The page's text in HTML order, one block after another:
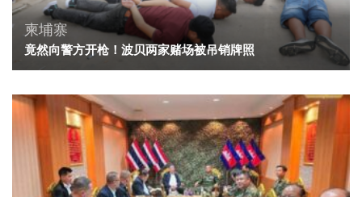
柬埔寨
竟然向警方开枪！波贝两家赌场被吊销牌照